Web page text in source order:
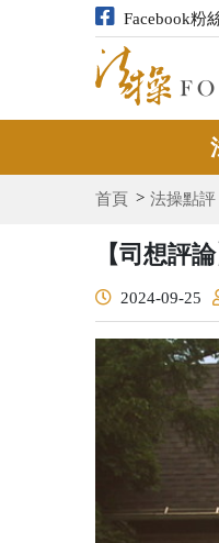
Facebook粉
首頁 法操點評
【司想評
2024-09-25